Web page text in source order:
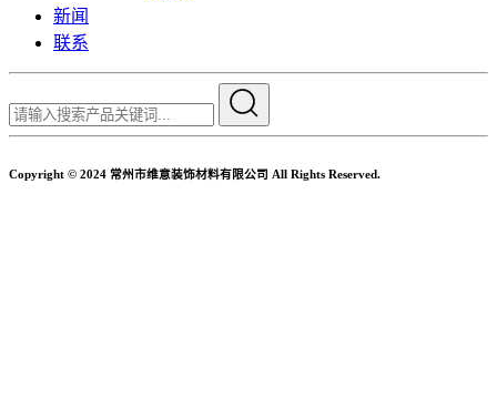
新闻
联系
Copyright © 2024 常州市维意装饰材料有限公司 All Rights Reserved.